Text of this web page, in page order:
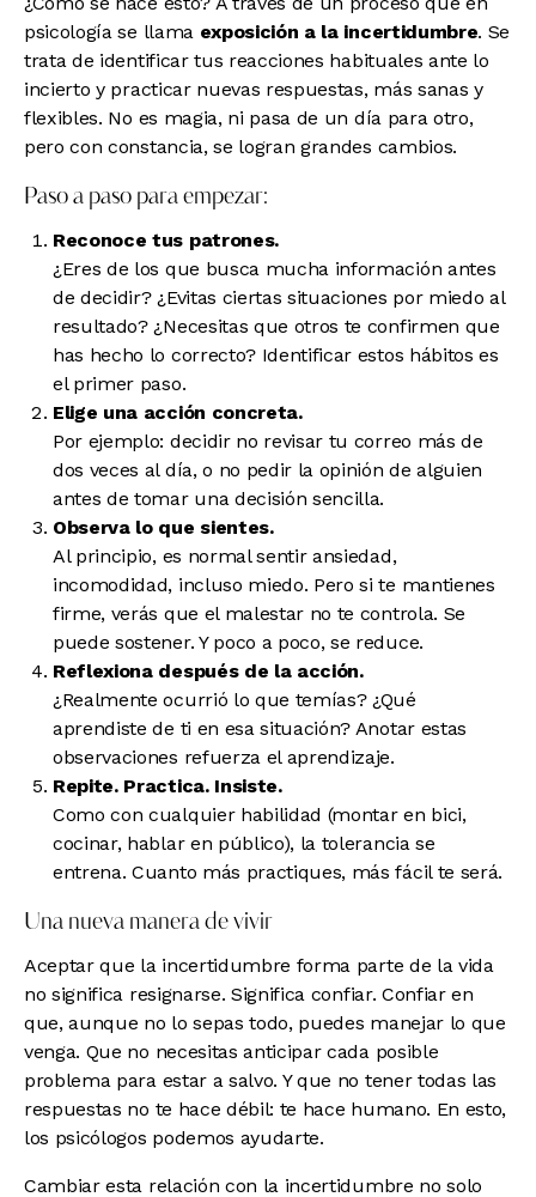
psicología se llama exposición a la incertidumbre. Se
trata de identificar tus reacciones habituales ante lo
incierto y practicar nuevas respuestas, más sanas y
flexibles. No es magia, ni pasa de un día para otro,
pero con constancia, se logran grandes cambios.
Paso a paso para empezar:
Reconoce tus patrones.
¿Eres de los que busca mucha información antes
de decidir? ¿Evitas ciertas situaciones por miedo al
resultado? ¿Necesitas que otros te confirmen que
has hecho lo correcto? Identificar estos hábitos es
el primer paso.
Elige una acción concreta.
Por ejemplo: decidir no revisar tu correo más de
dos veces al día, o no pedir la opinión de alguien
antes de tomar una decisión sencilla.
Observa lo que sientes.
Al principio, es normal sentir ansiedad,
incomodidad, incluso miedo. Pero si te mantienes
firme, verás que el malestar no te controla. Se
puede sostener. Y poco a poco, se reduce.
Reflexiona después de la acción.
¿Realmente ocurrió lo que temías? ¿Qué
aprendiste de ti en esa situación? Anotar estas
observaciones refuerza el aprendizaje.
Repite. Practica. Insiste.
Como con cualquier habilidad (montar en bici,
cocinar, hablar en público), la tolerancia se
entrena. Cuanto más practiques, más fácil te será.
Una nueva manera de vivir
Aceptar que la incertidumbre forma parte de la vida
no significa resignarse. Significa confiar. Confiar en
que, aunque no lo sepas todo, puedes manejar lo que
venga. Que no necesitas anticipar cada posible
problema para estar a salvo. Y que no tener todas las
respuestas no te hace débil: te hace humano. En esto,
los psicólogos podemos ayudarte.
Cambiar esta relación con la incertidumbre no solo